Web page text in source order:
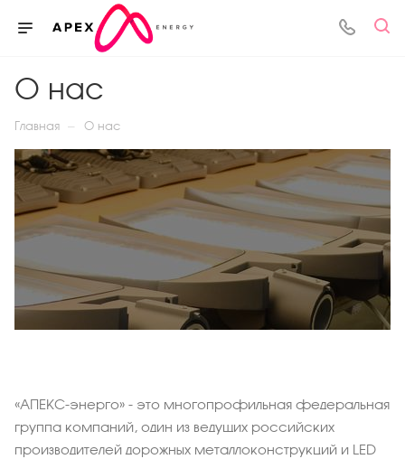
О нас
Главная — О нас
«АПЕКС-энерго» - это многопрофильная федеральная
группа компаний, один из ведущих российских
производителей дорожных металлоконструкций и LED